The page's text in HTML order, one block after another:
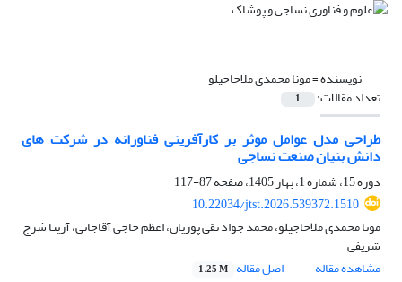
نویسنده =مونا محمدی ملاحاجیلو
تعداد مقالات: 1
طراحی مدل عوامل موثر بر کارآفرینی فناورانه در شرکت های
دانش بنیان صنعت نساجی
دوره 15، شماره 1، بهار 1405، صفحه
87-117
10.22034/jtst.2026.539372.1510
مونا محمدی ملاحاجیلو، محمد جواد تقی پوریان، اعظم حاجی آقاجانی، آزیتا شرج
شریفی
مشاهده مقاله
اصل مقاله 1.25 M